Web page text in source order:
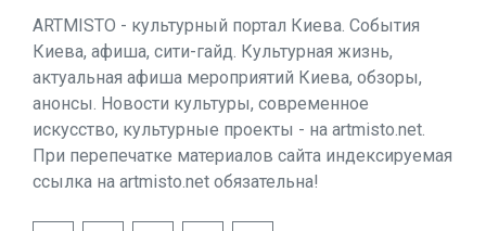
ARTMISTO - культурный портал Киева. События
Киева, афиша, сити-гайд. Культурная жизнь,
актуальная афиша мероприятий Киева, обзоры,
анонсы. Новости культуры, современное
искусство, культурные проекты - на artmisto.net.
При перепечатке материалов сайта индексируемая
ссылка на artmisto.net обязательна!